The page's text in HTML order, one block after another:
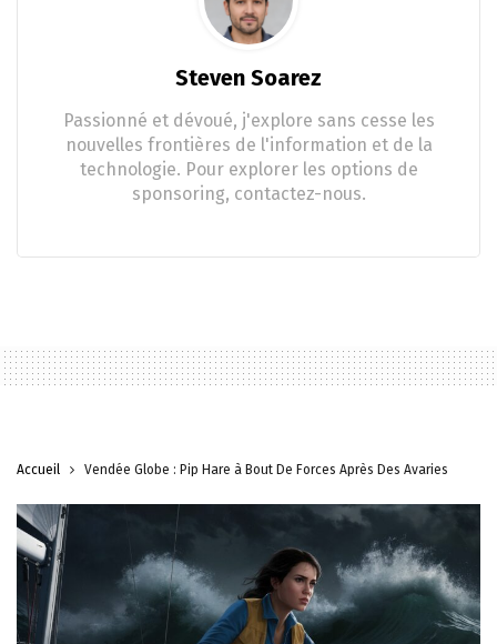
Steven Soarez
Passionné et dévoué, j'explore sans cesse les
nouvelles frontières de l'information et de la
technologie. Pour explorer les options de
sponsoring, contactez-nous.
Accueil Vendée Globe : Pip Hare à Bout De Forces Après Des Avaries